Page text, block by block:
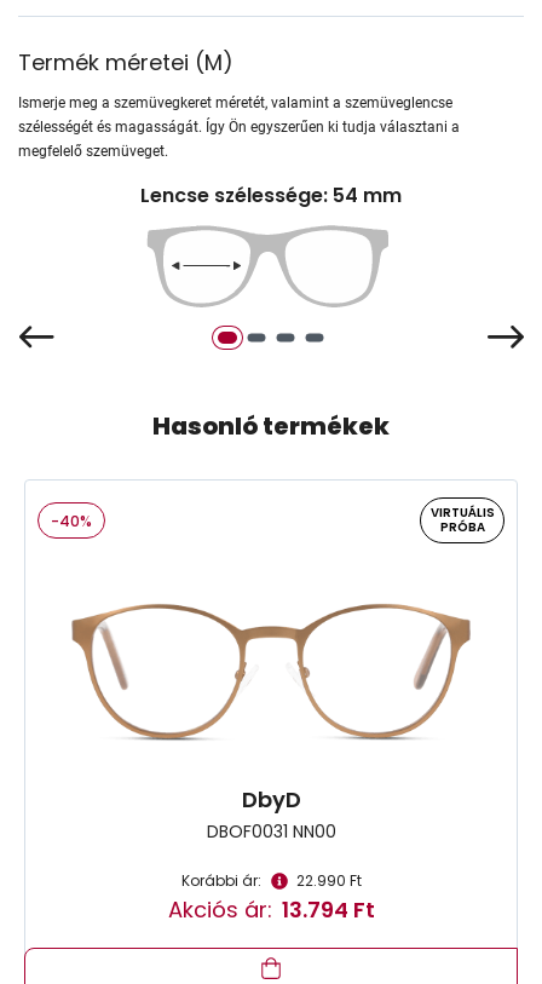
Termék méretei (M)
Ismerje meg a szemüvegkeret méretét, valamint a szemüveglencse
szélességét és magasságát. Így Ön egyszerűen ki tudja választani a
megfelelő szemüveget.
Lencse szélessége: 54 mm
Hasonló termékek
-40%
VIRTUÁLIS
PRÓBA
DbyD
DBOF0031 NN00
Korábbi ár: 22.990 Ft
Akciós ár: 13.794 Ft